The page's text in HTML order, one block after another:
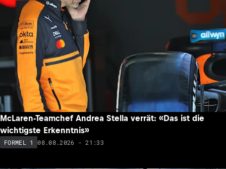
McLaren-Teamchef Andrea Stella verrät: «Das ist die
wichtigste Erkenntnis»
FORMEL 1 08.08.2026 - 21:33